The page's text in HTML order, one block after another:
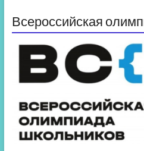
Всероссийская